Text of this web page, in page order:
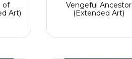
of
Art)
Vengeful Ancestor
(Extended Art)